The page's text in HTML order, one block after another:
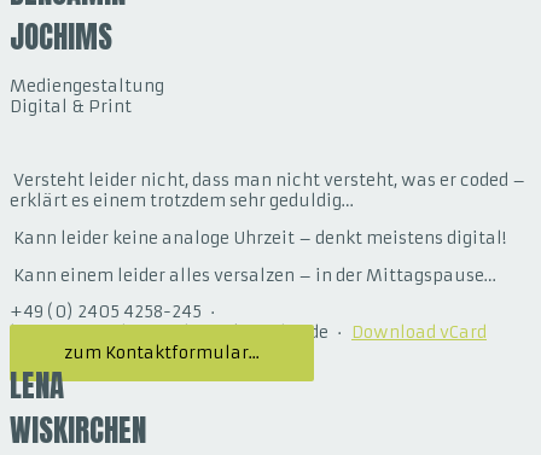
JOCHIMS
Mediengestaltung
Digital & Print
Versteht leider nicht, dass man nicht versteht, was er coded –
erklärt es einem trotzdem sehr geduldig…
Kann leider keine analoge Uhrzeit – denkt meistens digital!
Kann einem leider alles versalzen – in der Mittagspause…
+49 (0) 2405 4258-245 ·
benjamin.jochims@designkomplex.de ·
Download vCard
zum Kontaktformular...
LENA
WISKIRCHEN